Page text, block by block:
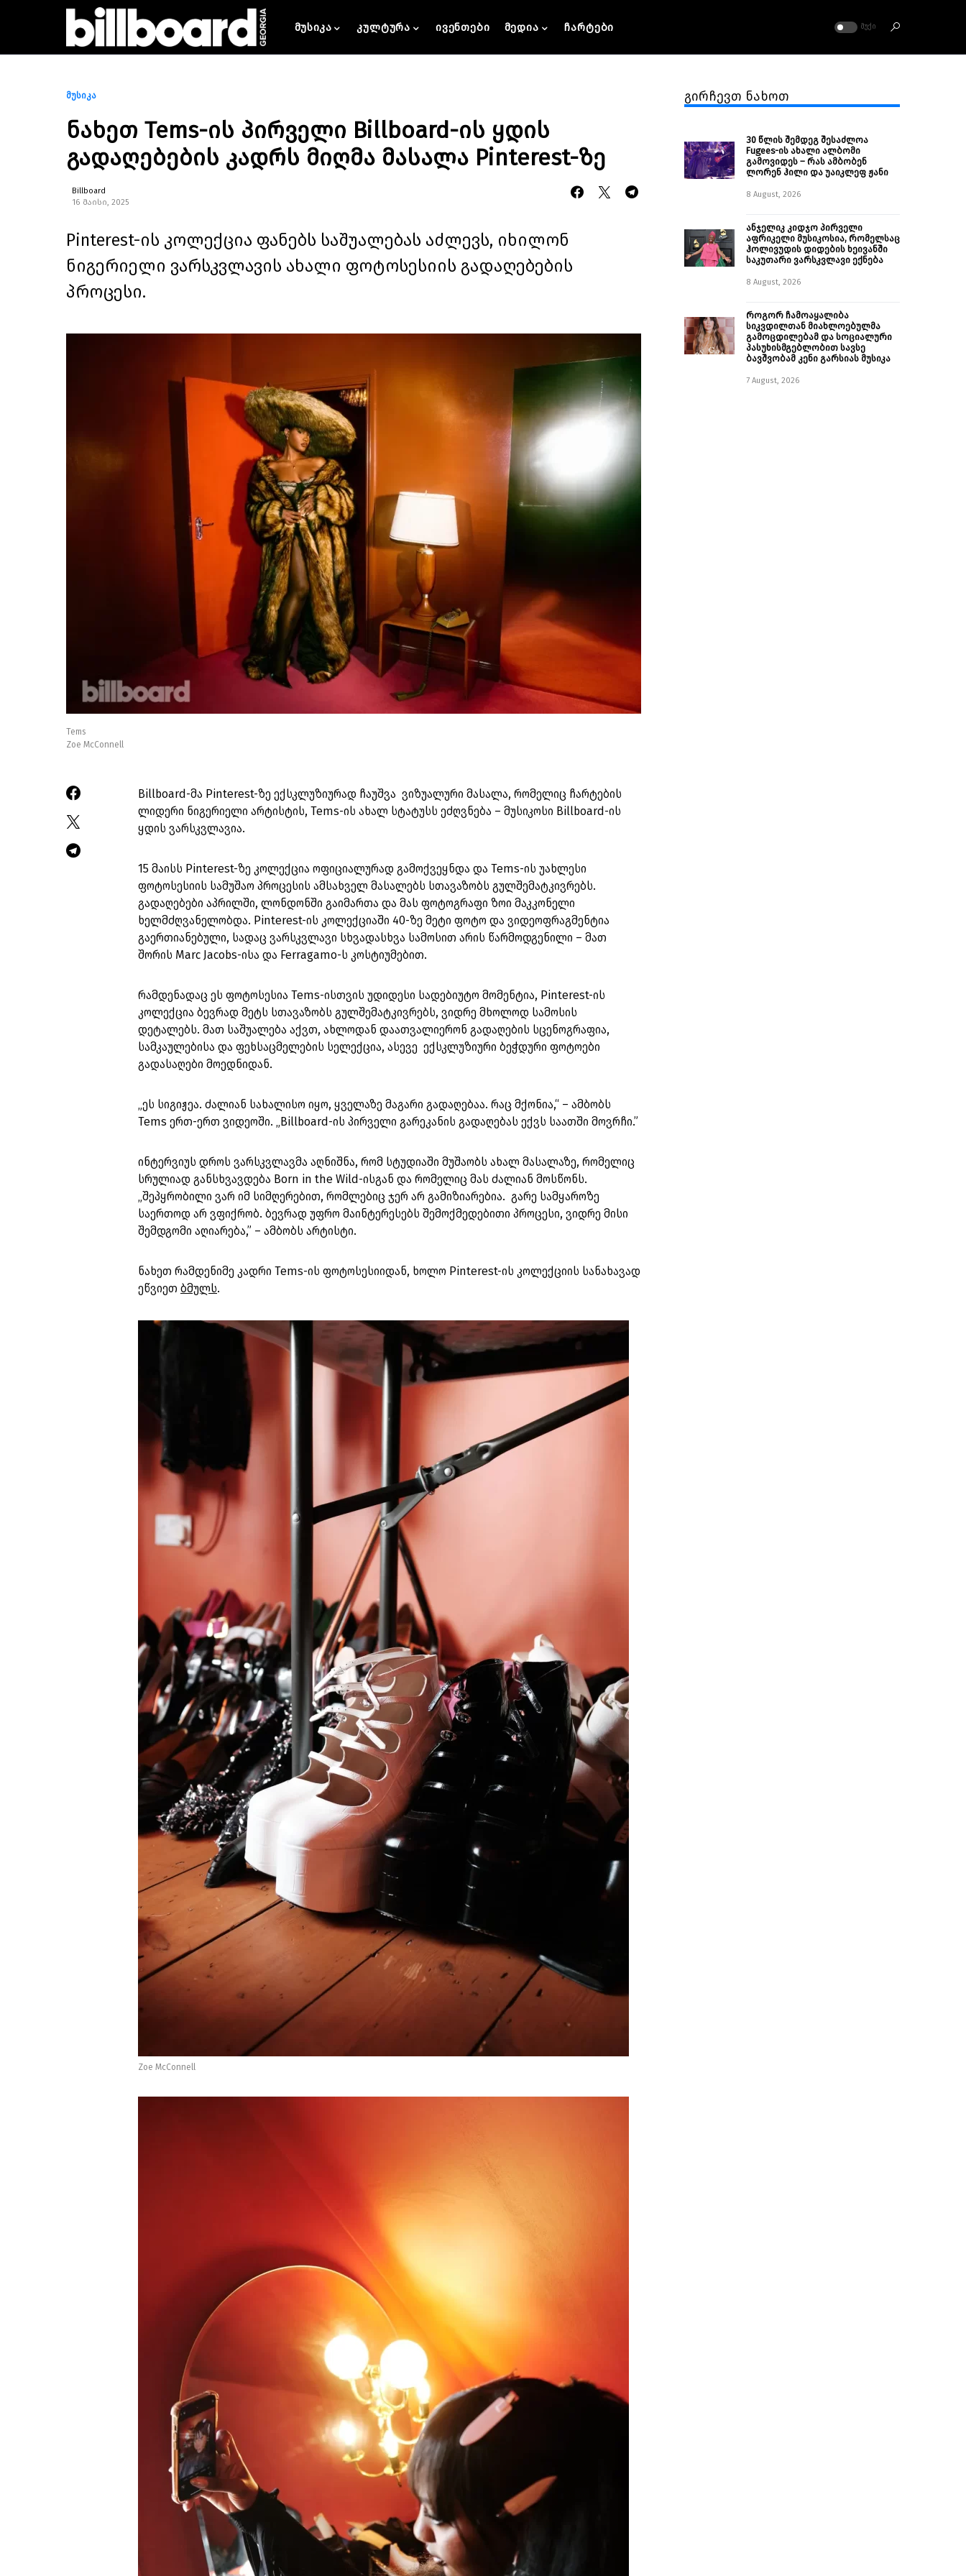
მუსიკა კულტურა ივენთები მედია ჩარტები ᲛᲣᲥᲘ
მუსიკა
ნახეთ Tems-ის პირველი Billboard-ის ყდის
გადაღებების კადრს მიღმა მასალა Pinterest-ზე
Billboard
16 მაისი, 2025
Pinterest-ის კოლექცია ფანებს საშუალებას აძლევს, იხილონ
ნიგერიელი ვარსკვლავის ახალი ფოტოსესიის გადაღებების
პროცესი.
Tems
Zoe McConnell
Billboard-მა Pinterest-ზე ექსკლუზიურად ჩაუშვა ვიზუალური მასალა, რომელიც ჩარტების
ლიდერი ნიგერიელი არტისტის, Tems-ის ახალ სტატუსს ეძღვნება – მუსიკოსი Billboard-ის
ყდის ვარსკვლავია.
15 მაისს Pinterest-ზე კოლექცია ოფიციალურად გამოქვეყნდა და Tems-ის უახლესი
ფოტოსესიის სამუშაო პროცესის ამსახველ მასალებს სთავაზობს გულშემატკივრებს.
გადაღებები აპრილში, ლონდონში გაიმართა და მას ფოტოგრაფი ზოი მაკკონელი
ხელმძღვანელობდა. Pinterest-ის კოლექციაში 40-ზე მეტი ფოტო და ვიდეოფრაგმენტია
გაერთიანებული, სადაც ვარსკვლავი სხვადასხვა სამოსით არის წარმოდგენილი – მათ
შორის Marc Jacobs-ისა და Ferragamo-ს კოსტიუმებით.
რამდენადაც ეს ფოტოსესია Tems-ისთვის უდიდესი სადებიუტო მომენტია, Pinterest-ის
კოლექცია ბევრად მეტს სთავაზობს გულშემატკივრებს, ვიდრე მხოლოდ სამოსის
დეტალებს. მათ საშუალება აქვთ, ახლოდან დაათვალიერონ გადაღების სცენოგრაფია,
სამკაულებისა და ფეხსაცმელების სელექცია, ასევე ექსკლუზიური ბეჭდური ფოტოები
გადასაღები მოედნიდან.
„ეს სიგიჟეა. ძალიან სახალისო იყო, ყველაზე მაგარი გადაღებაა. რაც მქონია,“ – ამბობს
Tems ერთ-ერთ ვიდეოში. „Billboard-ის პირველი გარეკანის გადაღებას ექვს საათში მოვრჩი.”
ინტერვიუს დროს ვარსკვლავმა აღნიშნა, რომ სტუდიაში მუშაობს ახალ მასალაზე, რომელიც
სრულიად განსხვავდება Born in the Wild-ისგან და რომელიც მას ძალიან მოსწონს.
„შეპყრობილი ვარ იმ სიმღერებით, რომლებიც ჯერ არ გამიზიარებია. გარე სამყაროზე
საერთოდ არ ვფიქრობ. ბევრად უფრო მაინტერესებს შემოქმედებითი პროცესი, ვიდრე მისი
შემდგომი აღიარება,” – ამბობს არტისტი.
ნახეთ რამდენიმე კადრი Tems-ის ფოტოსესიიდან, ხოლო Pinterest-ის კოლექციის სანახავად
ეწვიეთ ბმულს.
Zoe McConnell
გირჩევთ ნახოთ
30 წლის შემდეგ შესაძლოა
Fugees-ის ახალი ალბომი
გამოვიდეს – რას ამბობენ
ლორენ ჰილი და უაიკლეფ ჟანი
8 August, 2026
ანჯელიკ კიდჯო პირველი
აფრიკელი მუსიკოსია, რომელსაც
ჰოლივუდის დიდების ხეივანში
საკუთარი ვარსკვლავი ექნება
8 August, 2026
როგორ ჩამოაყალიბა
სიკვდილთან მიახლოებულმა
გამოცდილებამ და სოციალური
პასუხისმგებლობით სავსე
ბავშვობამ კენი გარსიას მუსიკა
7 August, 2026